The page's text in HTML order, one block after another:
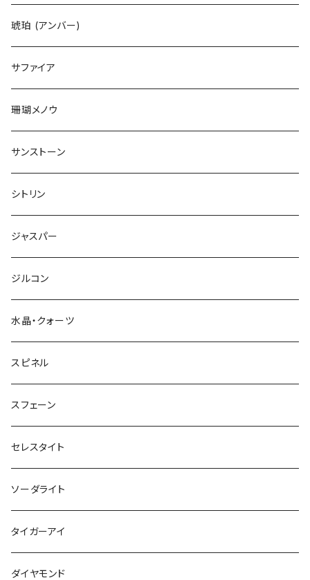
琥珀 (アンバー)
サファイア
珊瑚メノウ
サンストーン
シトリン
ジャスパー
ジルコン
水晶・クォーツ
スピネル
スフェーン
セレスタイト
ソーダライト
タイガーアイ
ダイヤモンド